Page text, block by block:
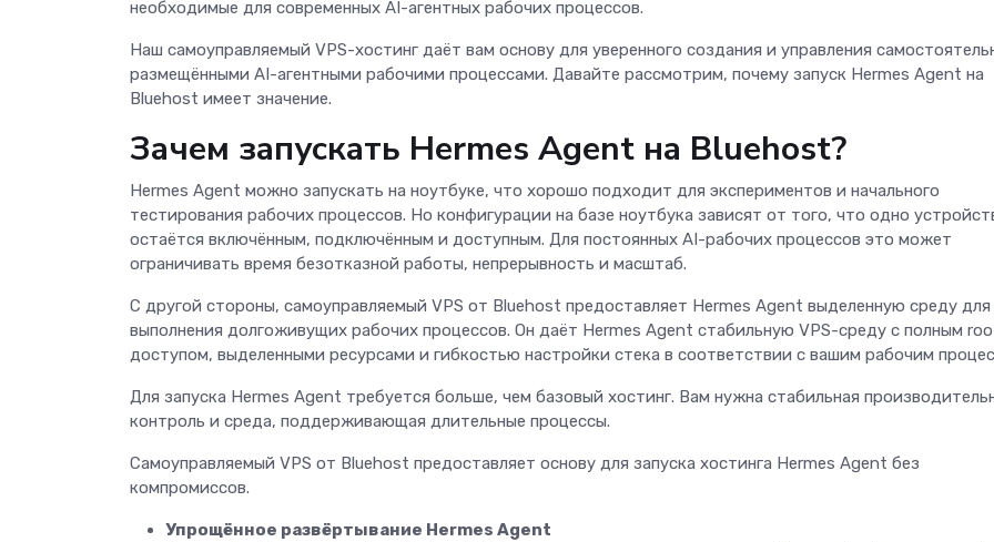
необходимые для современных AI-агентных рабочих процессов.
Наш самоуправляемый VPS-хостинг даёт вам основу для уверенного создания и управления
размещёнными AI-агентными рабочими процессами. Давайте рассмотрим, почему запуск Hermes Agent на
Bluehost имеет значение.
Зачем запускать Hermes Agent на Bluehost?
Hermes Agent можно запускать на ноутбуке, что хорошо подходит для экспериментов и начального
тестирования рабочих процессов. Но конфигурации на базе ноутбука зависят от того, что одно
остаётся включённым, подключённым и доступным. Для постоянных AI-рабочих процессов это может
ограничивать время безотказной работы, непрерывность и масштаб.
С другой стороны, самоуправляемый VPS от Bluehost предоставляет Hermes Agent выделенную среду для
выполнения долгоживущих рабочих процессов. Он даёт Hermes Agent стабильную VPS-среду с полным
доступом, выделенными ресурсами и гибкостью настройки стека в соответствии с вашим рабочим
Для запуска Hermes Agent требуется больше, чем базовый хостинг. Вам нужна стабильная
контроль и среда, поддерживающая длительные процессы.
Самоуправляемый VPS от Bluehost предоставляет основу для запуска хостинга Hermes Agent без
компромиссов.
Упрощённое развёртывание Hermes Agent